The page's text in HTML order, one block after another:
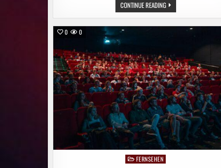
CONTINUE READINGVODAFONE
BAUT
IN
WETZLAR:
MOBILFUNKNETZ
0 0
PostedFERNSEHEN